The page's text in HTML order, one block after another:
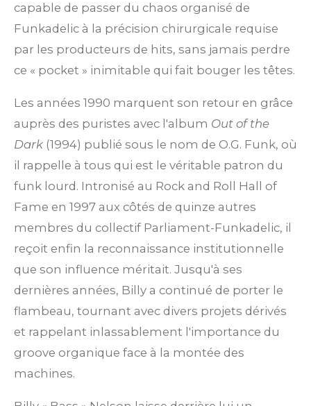
capable de passer du chaos organisé de
Funkadelic à la précision chirurgicale requise
par les producteurs de hits, sans jamais perdre
ce « pocket » inimitable qui fait bouger les têtes.
Les années 1990 marquent son retour en grâce
auprès des puristes avec l'album Out of the
Dark (1994) publié sous le nom de O.G. Funk, où
il rappelle à tous qui est le véritable patron du
funk lourd. Intronisé au Rock and Roll Hall of
Fame en 1997 aux côtés de quinze autres
membres du collectif Parliament-Funkadelic, il
reçoit enfin la reconnaissance institutionnelle
que son influence méritait. Jusqu'à ses
dernières années, Billy a continué de porter le
flambeau, tournant avec divers projets dérivés
et rappelant inlassablement l'importance du
groove organique face à la montée des
machines.